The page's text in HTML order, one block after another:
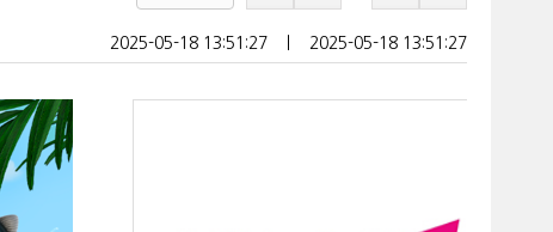
2025-05-18 13:51:27 2025-05-18 13:51:27